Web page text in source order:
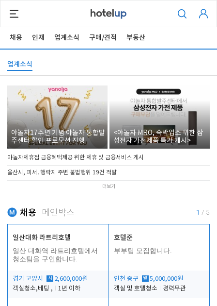
채용 인재 업계소식 구매/견적 부동산
업계소식
야놀자17주년 기념 야놀자 통합발
주센터 할인 프로모션 진행
<야놀자 MRO, 숙박업소 위한 삼
성전자 가전제품 특가 개시>
야놀자제휴점 금융혜택제공 위한 제휴 및 금융서비스 게시
울산시, 피서․행락지 주변 불법행위 19건 적발
더보기
채용 메인박스 1 / 5
일산대화 라트리호텔
일산 대화역 라트리호텔에서
청소팀을 구인합니다.
경기 고양시 시
2,600,000원
객실청소,베팅 ,
1년 이하
호텔준
부부팀 모집합니다.
인천 중구 월 5,000,000원
객실 및 호텔청소
경력무관